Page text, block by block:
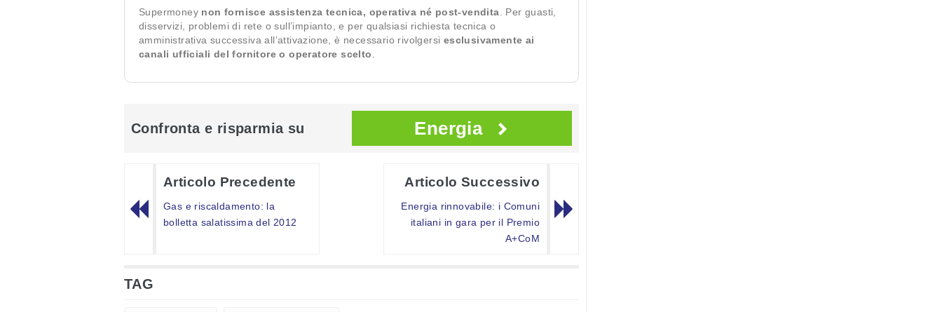
Supermoney non fornisce assistenza tecnica, operativa né post-vendita . Per guasti,
disservizi, problemi di rete o sull’impianto, e per qualsiasi richiesta tecnica o
amministrativa successiva all’attivazione, è necessario rivolgersi esclusivamente ai
canali ufficiali del fornitore o operatore scelto
Confronta e risparmia su Energia
Articolo Precedente
Gas e riscaldamento: la
bolletta salatissima del 2012
Articolo Successivo
Energia rinnovabile: i Comuni
italiani in gara per il Premio
A+CoM
TAG